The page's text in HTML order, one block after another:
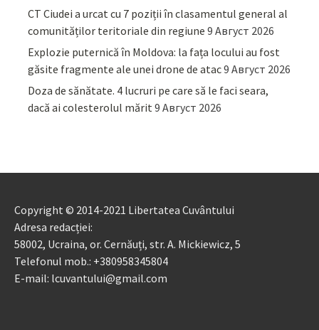
CT Ciudei a urcat cu 7 poziții în clasamentul general al
comunităților teritoriale din regiune 9 Август 2026
Explozie puternică în Moldova: la fața locului au fost
găsite fragmente ale unei drone de atac9 Август 2026
Doza de sănătate. 4 lucruri pe care să le faci seara,
dacă ai colesterolul mărit9 Август 2026
Copyright © 2014-2021 Libertatea Cuvântului
Adresa redacției:
58002, Ucraina, or. Cernăuți, str. A. Mickiewicz, 5
Telefonul mob.: +380958345804
E-mail: lcuvantului@gmail.com